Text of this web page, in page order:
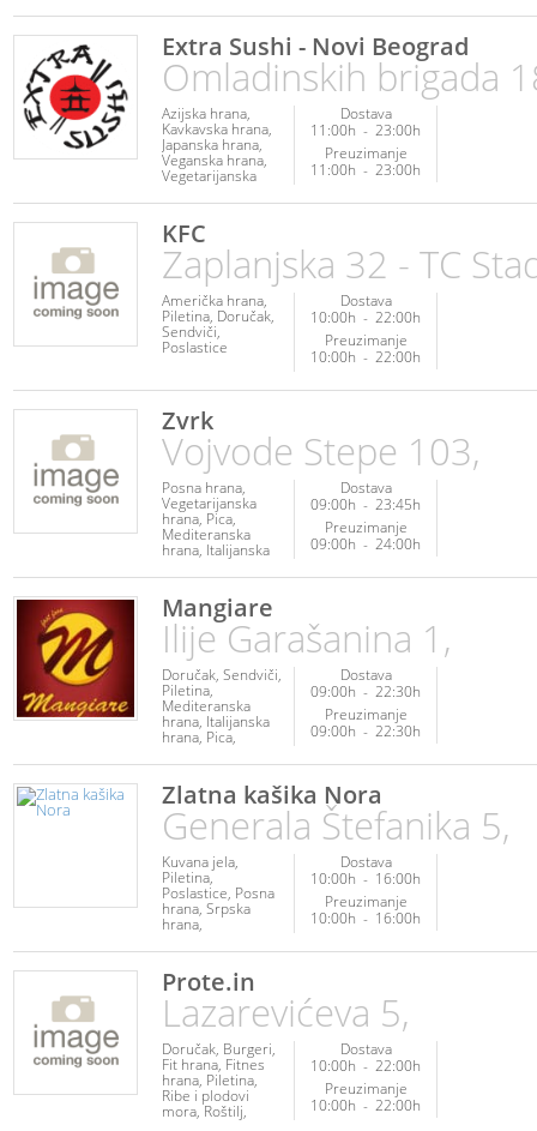
hrana Veganska
hrana Napici
Extra Sushi - Novi Beograd
Omladinskih brigada
Azijska hrana
Kavkavska hrana
Japanska hrana
Veganska hrana
Vegetarijanska
hrana Fit hrana
Fitnes hrana
Internacionalna
hrana
Dostava
11:00h - 23:00h
Preuzimanje
11:00h - 23:00h
KFC
Zaplanjska 32 - TC
Američka hrana
Piletina Doručak
Sendviči
Poslastice
Dostava
10:00h - 22:00h
Preuzimanje
10:00h - 22:00h
Zvrk
Vojvode Stepe 103,
Posna hrana
Vegetarijanska
hrana Pica
Mediteranska
hrana Italijanska
Srpska
hrana Roštilj
Palačinke
Dostava
09:00h - 23:45h
Preuzimanje
09:00h - 24:00h
Mangiare
Ilije Garašanina 1,
Doručak Sendviči
Piletina
Mediteranska
hrana Italijanska
hrana Pica
Fit hrana Kuvana
jela Poslastice
Posna hrana Ribe
i plodovi mora
Srpska hrana
Veganska hrana
Vegetarijanska
hrana
Dostava
09:00h - 22:30h
Preuzimanje
09:00h - 22:30h
Zlatna kašika Nora
Generala Štefanika 5,
Kuvana jela
Piletina
Poslastice Posna
hrana Srpska
hrana
hrana Veganska
hrana
Dostava
10:00h - 16:00h
Preuzimanje
10:00h - 16:00h
Prote.in
Lazarevićeva 5,
Doručak Burgeri
Fit hrana Fitnes
hrana Piletina
Ribe i plodovi
mora Roštilj
Dostava
10:00h - 22:00h
Preuzimanje
10:00h - 22:00h